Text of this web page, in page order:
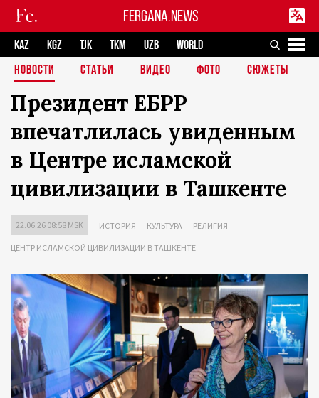
FERGANA.NEWS
KAZ KGZ TJK TKM UZB
WORLD
НОВОСТИ
СТАТЬИ ВИДЕО ФОТО СЮЖЕТЫ
Президент ЕБРР
впечатлилась увиденным
в Центре исламской
цивилизации в Ташкенте
22.06.26 08:58 MSK ИСТОРИЯ КУЛЬТУРА РЕЛИГИЯ
ЦЕНТР ИСЛАМСКОЙ ЦИВИЛИЗАЦИИ В ТАШКЕНТЕ